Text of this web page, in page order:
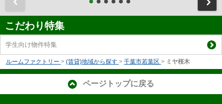
こだわり特集
学生向け物件特集
ルームファクトリー > (賃貸)地域から探す > 千葉市若葉区 > ミヤ桜木
ページトップに戻る